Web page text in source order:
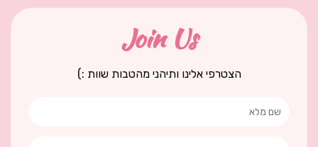
Join Us
הצטרפי אלינו ותיהני מהטבות שוות :)